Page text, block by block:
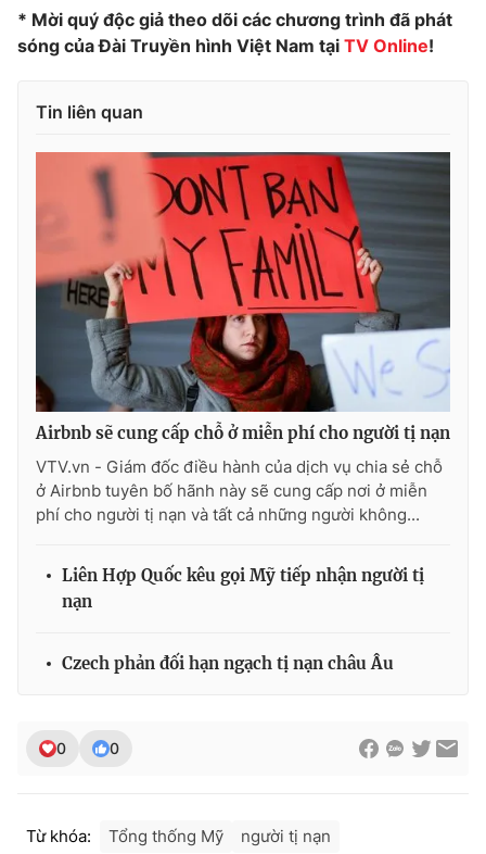
Khán giả
Giải sao mai
Sao
Du lịch
Làm đẹp
Chất lượng cuộc sống
Giáo dục
Học trực tuyến
Sản phẩm
Tư vấn
Giao lưu trực tuyến
Lịch phát sóng
Chuyên mục khác
Emagazine Podcast
Photo Infographic
Video Shorts video
VTV Money VTV Thể thao
VTV Sức khoẻ Bất động sản
Thị trường 24h Tấm lòng Việt
Liên hệ tòa soạn English
* Mời quý độc giả theo dõi các chương trình đã phát
sóng của Đài Truyền hình Việt Nam tại TV Online!
Tin liên quan
Airbnb sẽ cung cấp chỗ ở miễn phí cho người tị nạn
VTV.vn - Giám đốc điều hành của dịch vụ chia sẻ chỗ
ở Airbnb tuyên bố hãnh này sẽ cung cấp nơi ở miễn
phí cho người tị nạn và tất cả những người không...
Liên Hợp Quốc kêu gọi Mỹ tiếp nhận người tị
nạn
Czech phản đối hạn ngạch tị nạn châu Âu
0 0
Từ khóa: Tổng thống Mỹ người tị nạn